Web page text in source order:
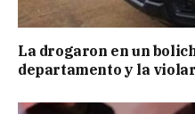
La drogaron en un
departamento y la